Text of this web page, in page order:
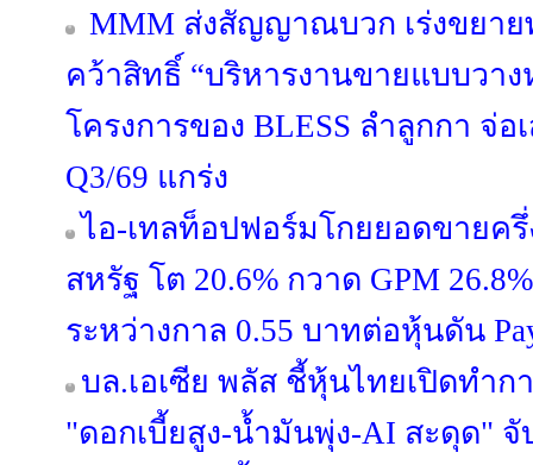
MMM ส่งสัญญาณบวก เร่งขยาย
คว้าสิทธิ์ “บริหารงานขายแบบวา
โครงการของ BLESS ลำลูกกา จ่
Q3/69 แกร่ง
ไอ-เทลท็อปฟอร์มโกยยอดขายค
สหรัฐ โต 20.6% กวาด GPM
ระหว่างกาล 0.55 บาทต่อหุ้นดัน
บล.เอเซีย พลัส ชี้หุ้นไทยเปิดทำก
"ดอกเบี้ยสูง-น้ำมันพุ่ง-AI สะดุด"